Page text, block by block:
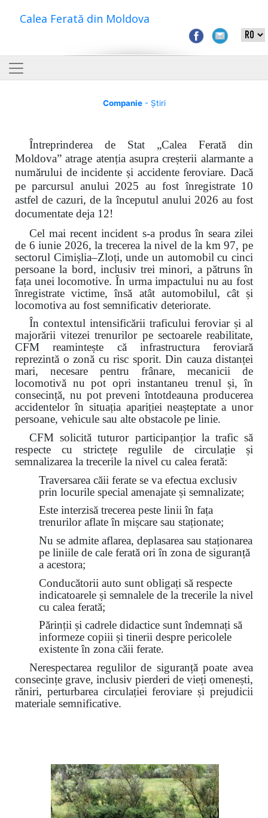
Calea Ferată din Moldova
Companie- Știri
Întreprinderea de Stat „Calea Ferată din
Moldova” atrage atenția asupra creșterii alarmante a
numărului de incidente și accidente feroviare. Dacă
pe parcursul anului 2025 au fost înregistrate 10
astfel de cazuri, de la începutul anului 2026 au fost
documentate deja 12!
Cel mai recent incident s-a produs în seara zilei
de 6 iunie 2026, la trecerea la nivel de la km 97, pe
sectorul Cimișlia–Zloți, unde un automobil cu cinci
persoane la bord, inclusiv trei minori, a pătruns în
fața unei locomotive. În urma impactului nu au fost
înregistrate victime, însă atât automobilul, cât și
locomotiva au fost semnificativ deteriorate.
În contextul intensificării traficului feroviar și al
majorării vitezei trenurilor pe sectoarele reabilitate,
CFM reamintește că infrastructura feroviară
reprezintă o zonă cu risc sporit. Din cauza distanței
mari, necesare pentru frânare, mecanicii de
locomotivă nu pot opri instantaneu trenul și, în
consecință, nu pot preveni întotdeauna producerea
accidentelor în situația apariției neașteptate a unor
persoane, vehicule sau alte obstacole pe linie.
CFM solicită tuturor participanțior la trafic să
respecte cu strictețe regulile de circulație și
semnalizarea la trecerile la nivel cu calea ferată:
Traversarea căii ferate se va efectua exclusiv
prin locurile special amenajate și semnalizate;
Este interzisă trecerea peste linii în fața
trenurilor aflate în mișcare sau staționate;
Nu se admite aflarea, deplasarea sau staționarea
pe liniile de cale ferată ori în zona de siguranță
a acestora;
Conducătorii auto sunt obligați să respecte
indicatoarele și semnalele de la trecerile la nivel
cu calea ferată;
Părinții și cadrele didactice sunt îndemnați să
informeze copiii și tinerii despre pericolele
existente în zona căii ferate.
Nerespectarea regulilor de siguranță poate avea
consecințe grave, inclusiv pierderi de vieți omenești,
răniri, perturbarea circulației feroviare și prejudicii
materiale semnificative.